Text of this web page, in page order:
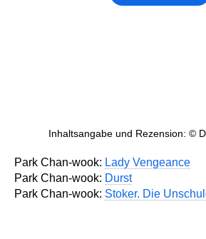
Inhaltsangabe und Rezension: ©
Park Chan-wook: Lady Vengeance
Park Chan-wook: Durst
Park Chan-wook: Stoker. Die